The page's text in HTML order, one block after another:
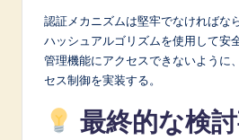
認証メカニズムは堅牢でなければな
ハッシュアルゴリズムを使用して安
管理機能にアクセスできないように
セス制御を実装する。
最終的な検